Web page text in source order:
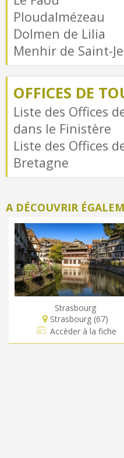
Ploudalmézeau
Dolmen de Lilia
Menhir de Saint-
OFFICES DE
Liste des Offices
dans le Finistère
Liste des Offices
Bretagne
A DÉCOUVRIR
Strasbourg
Strasbourg (67)
Accèder à la fiche